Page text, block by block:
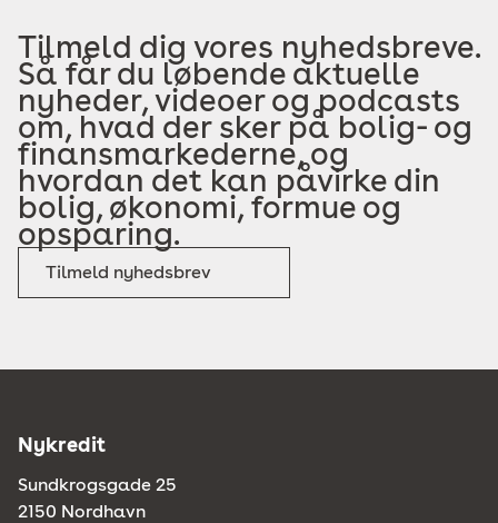
Tilmeld dig vores nyhedsbreve.
Så får du løbende aktuelle
nyheder, videoer og podcasts
om, hvad der sker på bolig- og
finansmarkederne, og
hvordan det kan påvirke din
bolig, økonomi, formue og
opsparing.
Tilmeld nyhedsbrev
Nykredit
Sundkrogsgade 25
2150 Nordhavn